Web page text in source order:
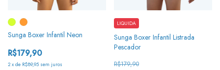
Sunga Boxer Infantil Neon
R$179,90
2 x de R$89,95 sem juros
Sunga Boxer Infantil Listrada
Pescador
R$179,90
LIQUIDA